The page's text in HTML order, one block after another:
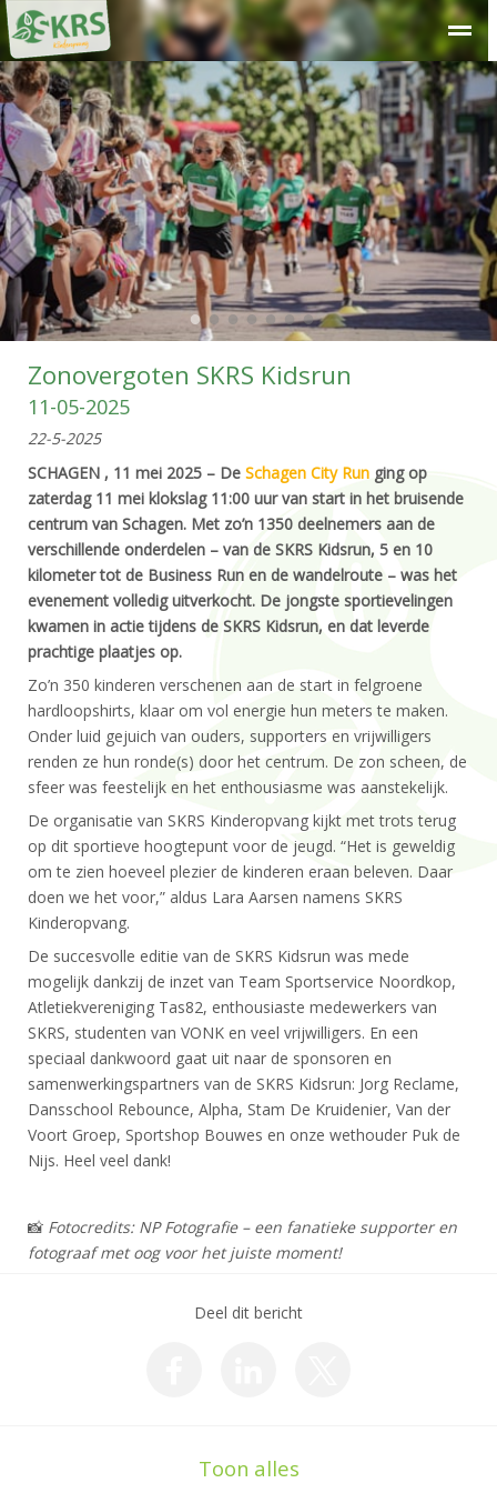
Over SKRS Kinderdagverblijf Peuteropvang
● ●●●●●●
Zonovergoten SKRS Kidsrun
11-05-2025
22-5-2025
SCHAGEN , 11 mei 2025 – De Schagen City Run ging op
zaterdag 11 mei klokslag 11:00 uur van start in het bruisende
centrum van Schagen. Met zo’n 1350 deelnemers aan de
verschillende onderdelen – van de SKRS Kidsrun, 5 en 10
kilometer tot de Business Run en de wandelroute – was het
evenement volledig uitverkocht. De jongste sportievelingen
kwamen in actie tijdens de SKRS Kidsrun, en dat leverde
prachtige plaatjes op.
Zo’n 350 kinderen verschenen aan de start in felgroene
hardloopshirts, klaar om vol energie hun meters te maken.
Onder luid gejuich van ouders, supporters en vrijwilligers
renden ze hun ronde(s) door het centrum. De zon scheen, de
sfeer was feestelijk en het enthousiasme was aanstekelijk.
De organisatie van SKRS Kinderopvang kijkt met trots terug
op dit sportieve hoogtepunt voor de jeugd. “Het is geweldig
om te zien hoeveel plezier de kinderen eraan beleven. Daar
doen we het voor,” aldus Lara Aarsen namens SKRS
Kinderopvang.
De succesvolle editie van de SKRS Kidsrun was mede
mogelijk dankzij de inzet van Team Sportservice Noordkop,
Atletiekvereniging Tas82, enthousiaste medewerkers van
SKRS, studenten van VONK en veel vrijwilligers. En een
speciaal dankwoord gaat uit naar de sponsoren en
samenwerkingspartners van de SKRS Kidsrun: Jorg Reclame,
Dansschool Rebounce, Alpha, Stam De Kruidenier, Van der
Voort Groep, Sportshop Bouwes en onze wethouder Puk de
Nijs. Heel veel dank!
📸 Fotocredits: NP Fotografie – een fanatieke supporter en
fotograaf met oog voor het juiste moment!
Deel dit bericht
Toon alles